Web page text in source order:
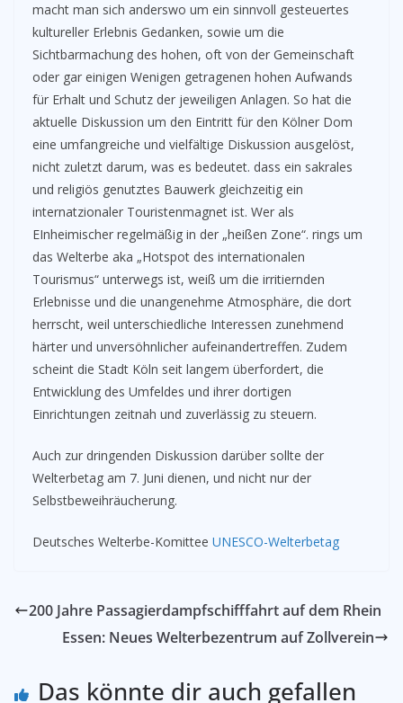
macht man sich anderswo um ein sinnvoll gesteuertes
kultureller Erlebnis Gedanken, sowie um die
Sichtbarmachung des hohen, oft von der Gemeinschaft
oder gar einigen Wenigen getragenen hohen Aufwands
für Erhalt und Schutz der jeweiligen Anlagen. So hat die
aktuelle Diskussion um den Eintritt für den Kölner Dom
eine umfangreiche und vielfältige Diskussion ausgelöst,
nicht zuletzt darum, was es bedeutet. dass ein sakrales
und religiös genutztes Bauwerk gleichzeitig ein
internatzionaler Touristenmagnet ist. Wer als
EInheimischer regelmäßig in der „heißen Zone“. rings um
das Welterbe aka „Hotspot des internationalen
Tourismus“ unterwegs ist, weiß um die irritiernden
Erlebnisse und die unangenehme Atmosphäre, die dort
herrscht, weil unterschiedliche Interessen zunehmend
härter und unversöhnlicher aufeinandertreffen. Zudem
scheint die Stadt Köln seit langem überfordert, die
Entwicklung des Umfeldes und ihrer dortigen
Einrichtungen zeitnah und zuverlässig zu steuern.
Auch zur dringenden Diskussion darüber sollte der
Welterbetag am 7. Juni dienen, und nicht nur der
Selbstbeweihräucherung.
Deutsches Welterbe-Komittee UNESCO-Welterbetag
200 Jahre Passagierdampfschifffahrt auf dem Rhein
Essen: Neues Welterbezentrum auf Zollverein
Das könnte dir auch gefallen